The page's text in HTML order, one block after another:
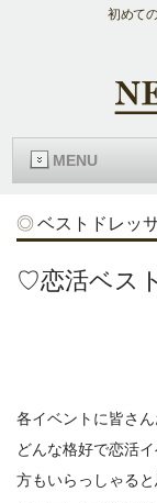
初めて
MENU
ベストドレッ
♡恋活ベス
各イベントに皆さ
どんな格好で恋活
方もいらっしゃると